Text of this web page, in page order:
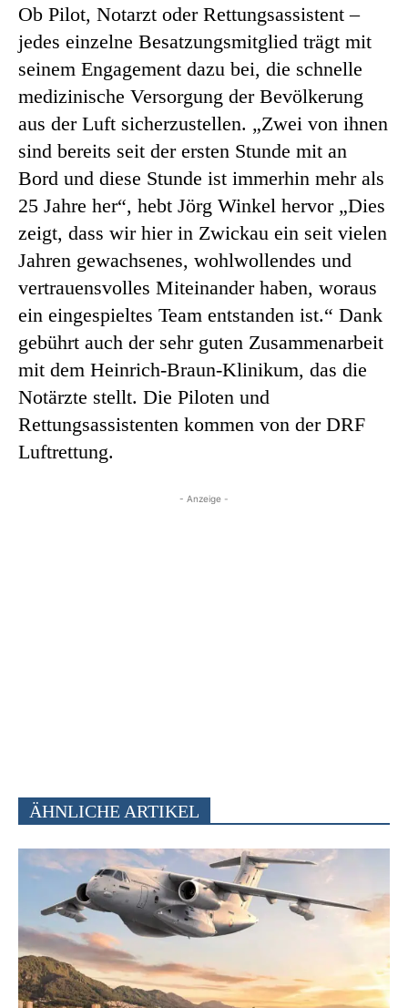
Ob Pilot, Notarzt oder Rettungsassistent –
jedes einzelne Besatzungsmitglied trägt mit
seinem Engagement dazu bei, die schnelle
medizinische Versorgung der Bevölkerung
aus der Luft sicherzustellen. „Zwei von ihnen
sind bereits seit der ersten Stunde mit an
Bord und diese Stunde ist immerhin mehr als
25 Jahre her“, hebt Jörg Winkel hervor „Dies
zeigt, dass wir hier in Zwickau ein seit vielen
Jahren gewachsenes, wohlwollendes und
vertrauensvolles Miteinander haben, woraus
ein eingespieltes Team entstanden ist.“ Dank
gebührt auch der sehr guten Zusammenarbeit
mit dem Heinrich-Braun-Klinikum, das die
Notärzte stellt. Die Piloten und
Rettungsassistenten kommen von der DRF
Luftrettung.
- Anzeige -
ÄHNLICHE ARTIKEL